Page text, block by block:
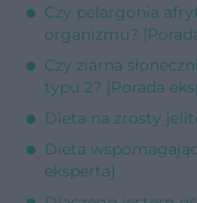
Czy pelargonia
organizmu?
Czy ziarna
typu 2? [Porada
Dieta na zrosty
Dieta
eksperta]